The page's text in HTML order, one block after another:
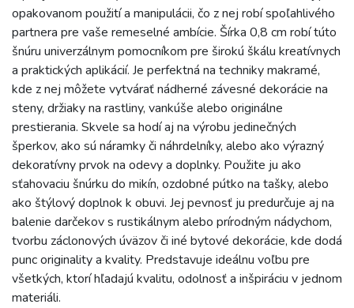
opakovanom použití a manipulácii, čo z nej robí spoľahlivého
partnera pre vaše remeselné ambície. Šírka 0,8 cm robí túto
šnúru univerzálnym pomocníkom pre širokú škálu kreatívnych
a praktických aplikácií. Je perfektná na techniky makramé,
kde z nej môžete vytvárať nádherné závesné dekorácie na
steny, držiaky na rastliny, vankúše alebo originálne
prestierania. Skvele sa hodí aj na výrobu jedinečných
šperkov, ako sú náramky či náhrdelníky, alebo ako výrazný
dekoratívny prvok na odevy a doplnky. Použite ju ako
sťahovaciu šnúrku do mikín, ozdobné pútko na tašky, alebo
ako štýlový doplnok k obuvi. Jej pevnosť ju predurčuje aj na
balenie darčekov s rustikálnym alebo prírodným nádychom,
tvorbu záclonových úväzov či iné bytové dekorácie, kde dodá
punc originality a kvality. Predstavuje ideálnu voľbu pre
všetkých, ktorí hľadajú kvalitu, odolnosť a inšpiráciu v jednom
materiáli.